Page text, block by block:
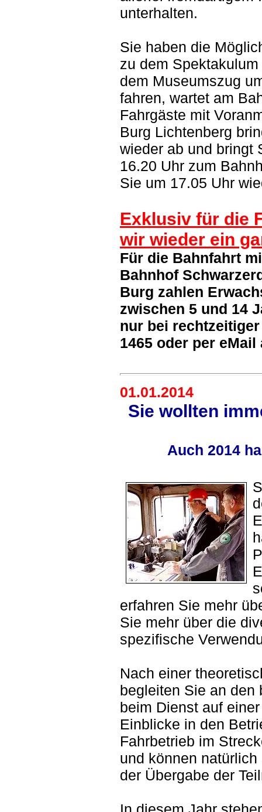
unterhalten.
Sie haben die
zu dem
dem Museumszug
fahren, wartet am
Fahrgäste mit
Burg Lichtenberg
wieder ab und bringt
16.20 Uhr zum
Sie um 17.05 Uhr
Exklusiv für die
wir wieder ein
Für die Bahnfahrt
Bahnhof
Burg zahlen
zwischen 5 und 14
nur bei
1465 oder per
01.01.2014
Sie wollten
Auch 2014
erfahren Sie mehr
Sie mehr über die
spezifische
Nach einer
begleiten Sie an den
beim Dienst auf
Einblicke in den
Fahrbetrieb im
und können
der Übergabe der